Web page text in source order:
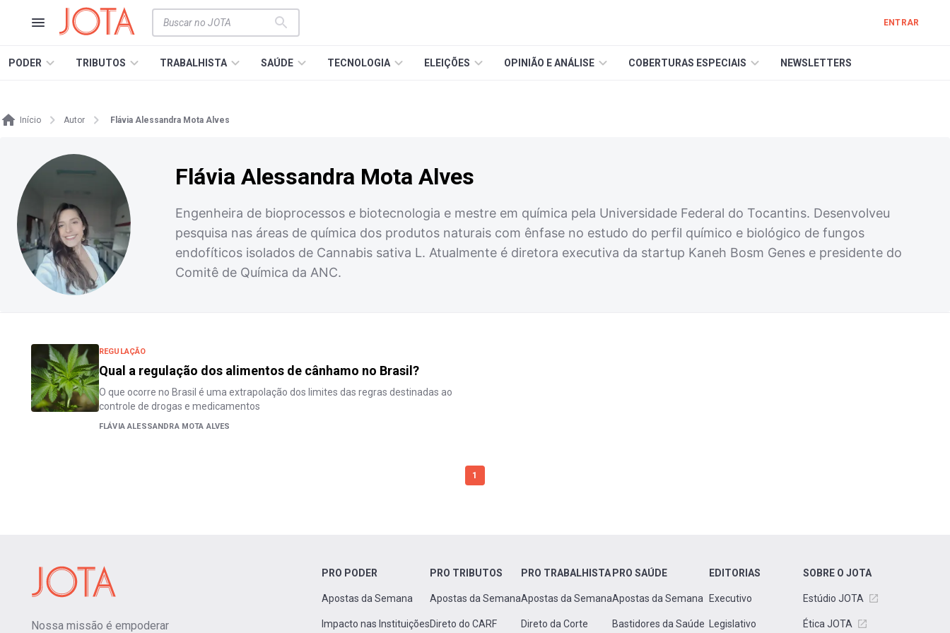
ENTRAR
PODER TRIBUTOS TRABALHISTA SAÚDE TECNOLOGIA ELEIÇÕES OPINIÃO E ANÁLISE COBERTURAS ESPECIAIS NEWSLETTERS
Início Autor Flávia Alessandra Mota Alves
Flávia Alessandra Mota Alves
Engenheira de bioprocessos e biotecnologia e mestre em química pela Universidade Federal do Tocantins. Desenvolveu
pesquisa nas áreas de química dos produtos naturais com ênfase no estudo do perfil químico e biológico de fungos
endofíticos isolados de Cannabis sativa L. Atualmente é diretora executiva da startup Kaneh Bosm Genes e presidente do
Comitê de Química da ANC.
REGULAÇÃO
Qual a regulação dos alimentos de cânhamo no Brasil?
O que ocorre no Brasil é uma extrapolação dos limites das regras destinadas ao
controle de drogas e medicamentos
FLÁVIA ALESSANDRA MOTA ALVES
1
Nossa missão é empoderar
PRO PODER
Apostas da Semana
Impacto nas Instituições
PRO TRIBUTOS
Apostas da Semana
Direto do CARF
PRO TRABALHISTA
Apostas da Semana
Direto da Corte
PRO SAÚDE
Apostas da Semana
Bastidores da Saúde
EDITORIAS
Executivo
Legislativo
SOBRE O JOTA
Estúdio JOTA
Ética JOTA